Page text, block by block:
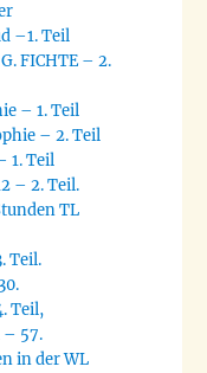
–1. Teil
FICHTE – 2.
– 1. Teil
– 2. Teil
1. Teil
– 2. Teil.
TL
Teil.
Teil,
– 57.
in der WL